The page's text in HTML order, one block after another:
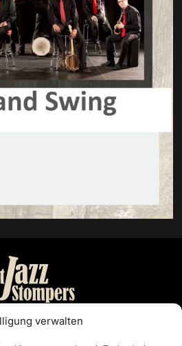
verwalten